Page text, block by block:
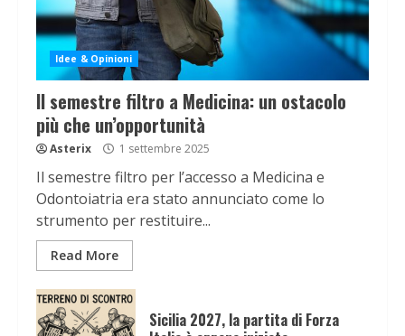
Idee & Opinioni
Il semestre filtro a Medicina: un ostacolo
più che un’opportunità
Asterix 1 settembre 2025
Il semestre filtro per l’accesso a Medicina e
Odontoiatria era stato annunciato come lo
strumento per restituire...
Read More
Sicilia 2027, la partita di Forza